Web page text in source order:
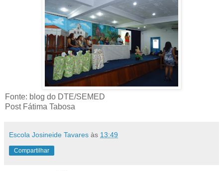
Fonte: blog do DTE/SEMED
Post Fátima Tabosa
Escola Josineide Tavares às 13:49
Compartilhar